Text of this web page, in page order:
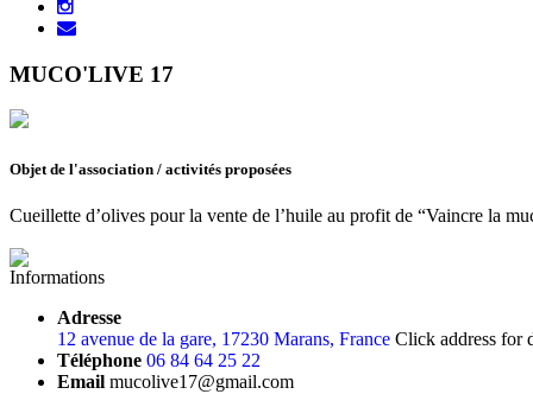
MUCO'LIVE 17
Objet de l'association / activités proposées
Cueillette d’olives pour la vente de l’huile au profit de “Vaincre la
Informations
Adresse
12 avenue de la gare, 17230 Marans, France Click address for
Téléphone 06 84 64 25 22
Email mucolive17@gmail.com